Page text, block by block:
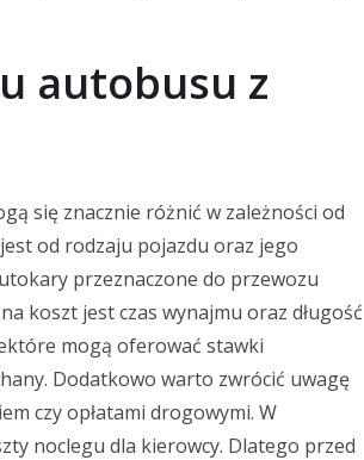
autobusu z
się znacznie różnić w zależności od
od rodzaju pojazdu oraz jego
przeznaczone do przewozu
koszt jest czas wynajmu oraz długość
mogą oferować stawki
Dodatkowo warto zwrócić uwagę
czy opłatami drogowymi. W
noclegu dla kierowcy. Dlatego przed